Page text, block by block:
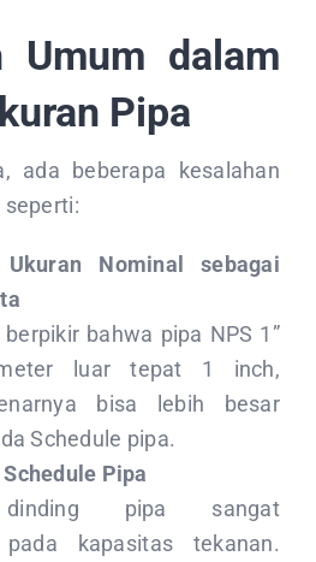
Umum dalam
Pipa
ada beberapa kesalahan
seperti:
Ukuran Nominal sebagai
bahwa pipa NPS 1”
luar tepat 1 inch,
bisa lebih besar
Schedule pipa.
Pipa
dinding pipa sangat
pada kapasitas tekanan.